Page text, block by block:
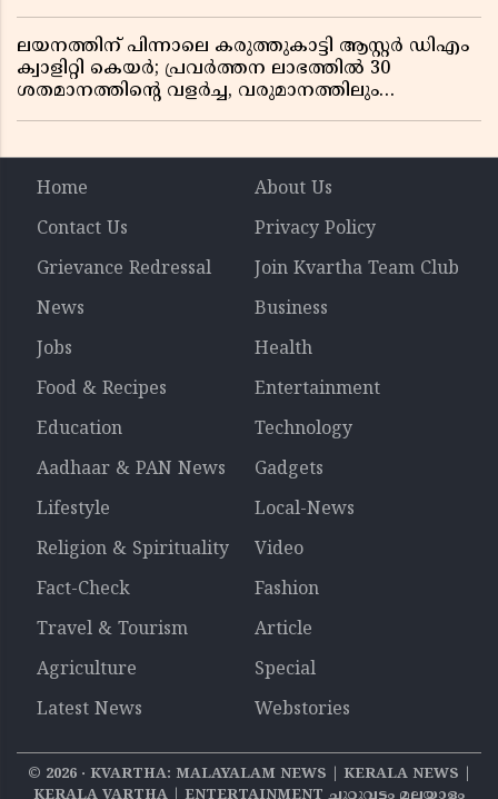
ലയനത്തിന് പിന്നാലെ കരുത്തുകാട്ടി ആസ്റ്റർ ഡിഎം
ക്വാളിറ്റി കെയർ; പ്രവർത്തന ലാഭത്തിൽ 30
ശതമാനത്തിൻ്റെ വളർച്ച, വരുമാനത്തിലും
Home
About Us
Contact Us
Privacy Policy
Grievance Redressal
Join Kvartha Team Club
News
Business
Jobs
Health
Food & Recipes
Entertainment
Education
Technology
Aadhaar & PAN News
Gadgets
Lifestyle
Local-News
Religion & Spirituality
Video
Fact-Check
Fashion
Travel & Tourism
Article
Agriculture
Special
Latest News
Webstories
© 2026‧ KVARTHA: MALAYALAM NEWS | KERALA NEWS |